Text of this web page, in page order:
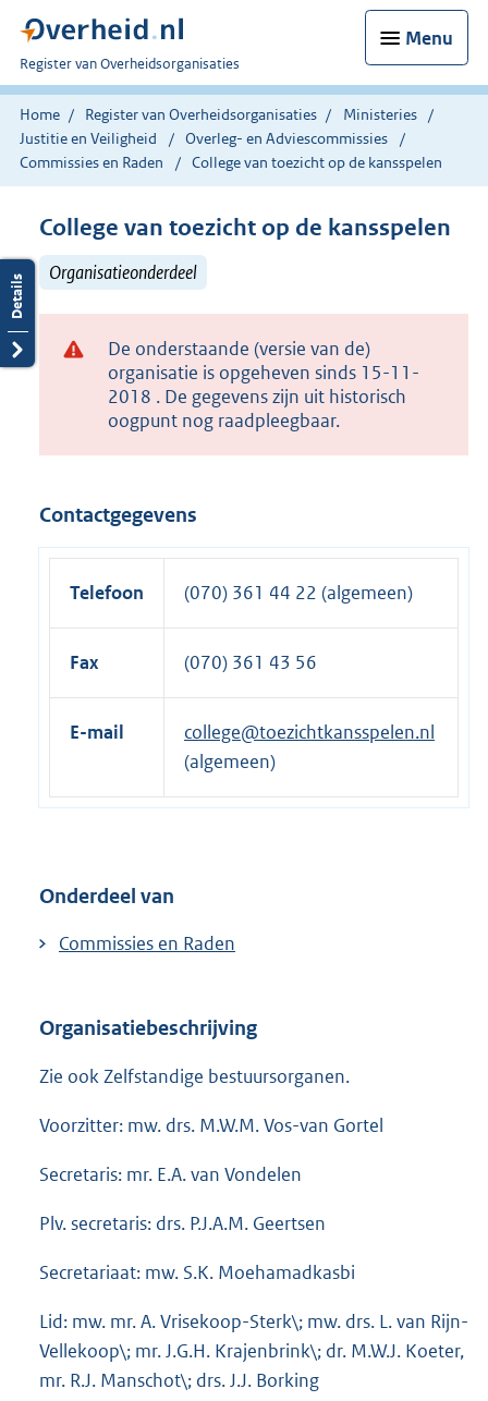
Menu
U
bent
nu
hier:
Register van Overheidsorganisaties
Home Register van Overheidsorganisaties
Ministeries
Justitie en Veiligheid
Overleg- en Adviescommissies
Commissies en Raden
College van toezicht op de kansspelen
College van toezicht op de kansspelen
Organisatieonderdeel
De onderstaande (versie van de)
organisatie is opgeheven sinds 15-11-
2018 . De gegevens zijn uit historisch
oogpunt nog raadpleegbaar.
Contactgegevens
Telefoon (070) 361 44 22 (algemeen)
Fax (070) 361 43 56
E-mail
college@toezichtkansspelen.nl
(algemeen)
Onderdeel van
Commissies en Raden
Organisatiebeschrijving
Zie ook Zelfstandige bestuursorganen.
Voorzitter: mw. drs. M.W.M. Vos-van Gortel
Secretaris: mr. E.A. van Vondelen
Plv. secretaris: drs. P.J.A.M. Geertsen
Secretariaat: mw. S.K. Moehamadkasbi
Lid: mw. mr. A. Vrisekoop-Sterk\; mw. drs. L. van Rijn-
Vellekoop\; mr. J.G.H. Krajenbrink\; dr. M.W.J. Koeter,
mr. R.J. Manschot\; drs. J.J. Borking